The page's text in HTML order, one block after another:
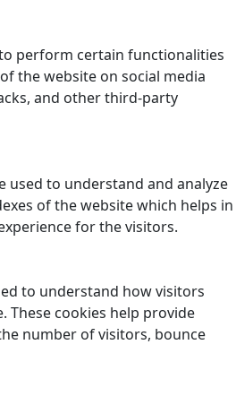
perform certain functionalities
the website on social media
and other third-party
used to understand and analyze
of the website which helps in
for the visitors.
to understand how visitors
These cookies help provide
number of visitors, bounce